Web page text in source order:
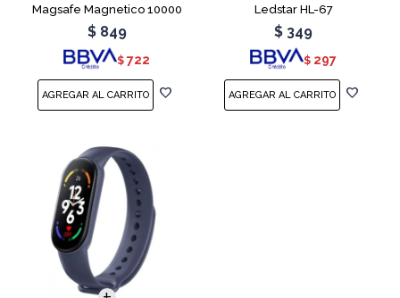
Magsafe Magnetico 10000
mAh
$ 849
$ 722
Ledstar HL-67
$ 349
$ 297